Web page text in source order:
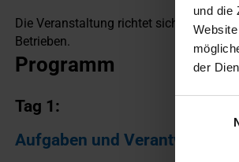
und die
der
Die Veranstaltung richtet sich
Betrieben.
Programm
Tag 1:
Aufgaben und